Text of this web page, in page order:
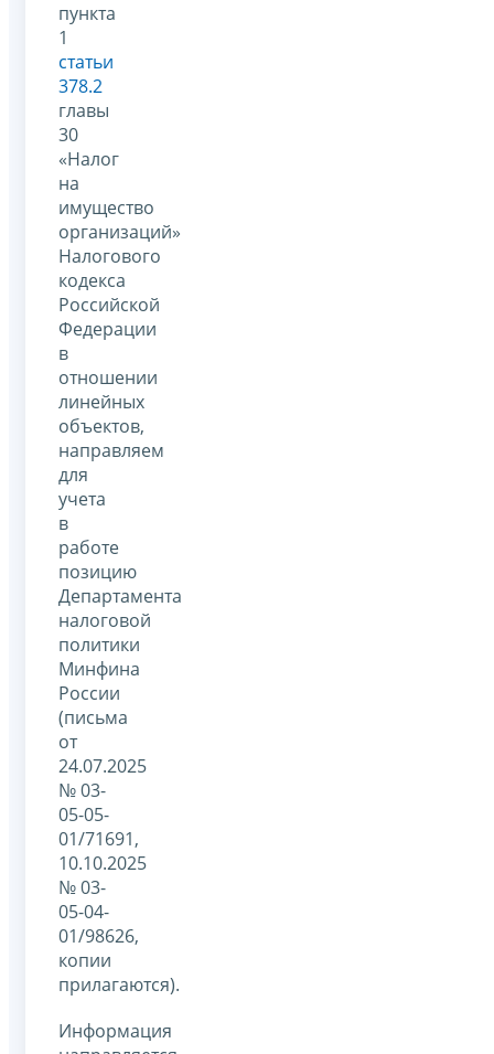
пункта
1
статьи
378.2
главы
30
«Налог
на
имущество
организаций»
Налогового
кодекса
Российской
Федерации
в
отношении
линейных
объектов,
направляем
для
учета
в
работе
позицию
Департамента
налоговой
политики
Минфина
России
(письма
от
24.07.2025
№ 03-
05-05-
01/71691,
10.10.2025
№ 03-
05-04-
01/98626,
копии
прилагаются).
Информация